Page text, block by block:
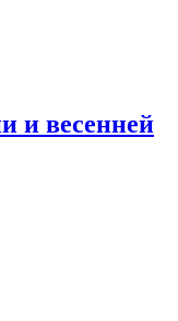
и весенней